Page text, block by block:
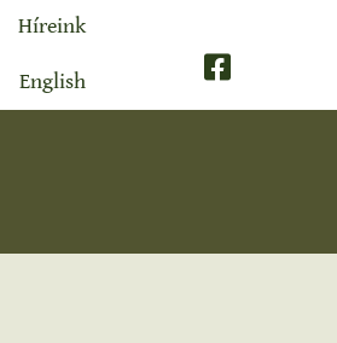
Híreink
English